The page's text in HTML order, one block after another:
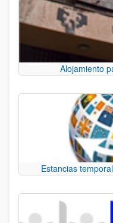
Alojamiento
Estancias